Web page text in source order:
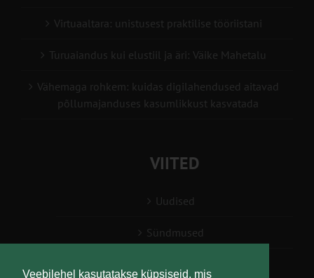
Veebilehel kasutatakse küpsiseid, mis
Virtuaaltara: unistusest praktilise tööriistani
Turuaiandus kui elustiil ja äri: Väike Mahetalu
Vähemaga rohkem: kuidas digilahendused aitavad
põllumajanduses kasumlikkust kasvatada
VIITED
Uudised
Sündmused